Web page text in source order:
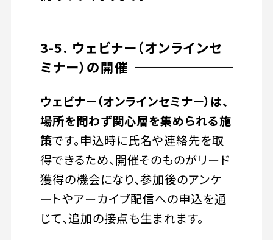
3-5. ウェビナー（オンラインセ
ミナー）の開催
ウェビナー（オンラインセミナー）は、
場所を問わず関心層を集められる施
策です。申込時に氏名や連絡先を取
得できるため、開催そのものがリード
獲得の機会になり、参加後のアンケ
ートやアーカイブ配信への申込を通
じて、追加の接点も生まれます。